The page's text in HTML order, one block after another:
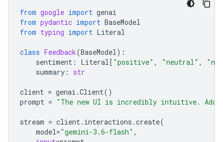
from google import genai
from pydantic import BaseModel
from typing import Literal
class Feedback(BaseModel):
sentiment : Literal[ "positive" , "neutral" ,
summary : str
client = genai .Client()
prompt = "The new UI is incredibly intuitive. Add
stream = client. interactions .create(
model="gemini-3.6-flash" ,